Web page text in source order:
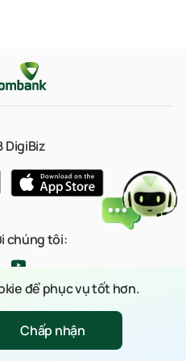
DigiBiz
chúng tôi:
TMCP Ngoại thương Việt Nam
để phục vụ tốt hơn.
Chấp nhận